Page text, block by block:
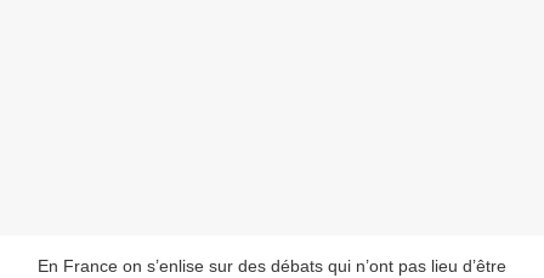
En France on s’enlise sur des débats qui n’ont pas lieu d’être